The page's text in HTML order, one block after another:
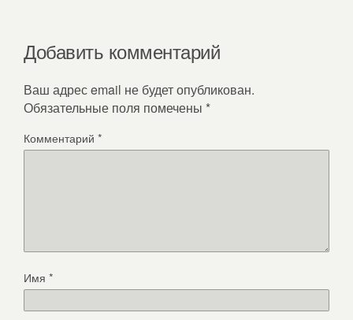
Добавить комментарий
Ваш адрес email не будет опубликован.
Обязательные поля помечены *
Комментарий *
Имя *